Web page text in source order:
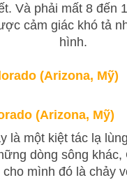
Và phải mất 8 đến
cảm giác khó tả
hình.
(Arizona, Mỹ)
là một kiệt tác lạ
dòng sông khác,
cho mình đó là chảy